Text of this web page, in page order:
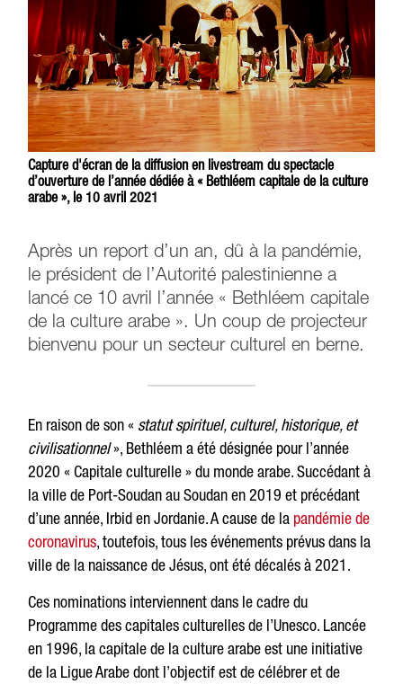
Capture d'écran de la diffusion en livestream du spectacle
d’ouverture de l’année dédiée à « Bethléem capitale de la culture
arabe », le 10 avril 2021
Après un report d’un an, dû à la pandémie,
le président de l’Autorité palestinienne a
lancé ce 10 avril l’année « Bethléem capitale
de la culture arabe ». Un coup de projecteur
bienvenu pour un secteur culturel en berne.
En raison de son « statut spirituel, culturel, historique, et
civilisationnel», Bethléem a été désignée pour l’année
2020 « Capitale culturelle » du monde arabe. Succédant à
la ville de Port-Soudan au Soudan en 2019 et précédant
d’une année, Irbid en Jordanie. A cause de la pandémie de
coronavirus, toutefois, tous les événements prévus dans la
ville de la naissance de Jésus, ont été décalés à 2021.
Ces nominations interviennent dans le cadre du
Programme des capitales culturelles de l’Unesco. Lancée
en 1996, la capitale de la culture arabe est une initiative
de la Ligue Arabe dont l’objectif est de célébrer et de